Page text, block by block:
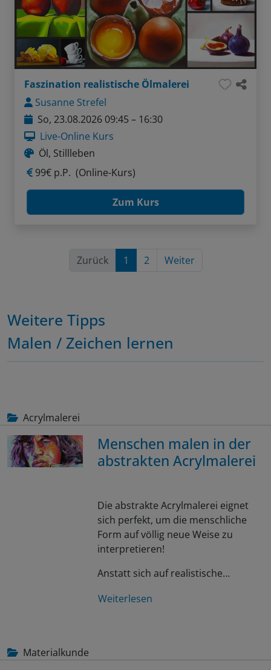
Faszination realistische Ölmalerei
Susanne Strefel
So, 23.08.2026 09:45 – 16:30
Live-Online Kurs
Öl, Stillleben
99€ p.P. (Online-Kurs)
Zum Kurs
Zurück 1 2 Weiter
Weitere Tipps
Malen / Zeichen lernen
Acrylmalerei
Menschen malen in der
abstrakten Acrylmalerei
Die abstrakte Acrylmalerei eignet
sich perfekt, um die menschliche
Form auf völlig neue Weise zu
interpretieren!
Anstatt sich auf realistische…
Weiterlesen
Materialkunde